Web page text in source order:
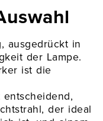
ausgedrückt in
der Lampe.
ist die
entscheidend,
der ideal